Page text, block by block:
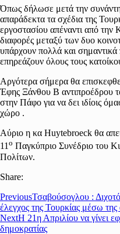
Όπως δήλωσε μετά την
απαράδεκτα τα σχέδια της
εργοστασίου απέναντι από την
διαφορές μεταξύ των δυο
υπάρχουν πολλά και
επηρεάζουν όλους τους
Αργότερα σήμερα θα
Έφης Ξάνθου Β αντιπροέδρου
στην Πάφο για να δει ιδίοις
χώρο .
Αύριο η κα Huytebroeck θα
11ο Παγκύπριο Συνέδριο του
Πολίτων.
Share:
PreviousΤσαβούσογλου :
έλεγχος της Τουρκίας μέσω
NextΗ 21η Απριλίου να γίνει
δημοκρατίας